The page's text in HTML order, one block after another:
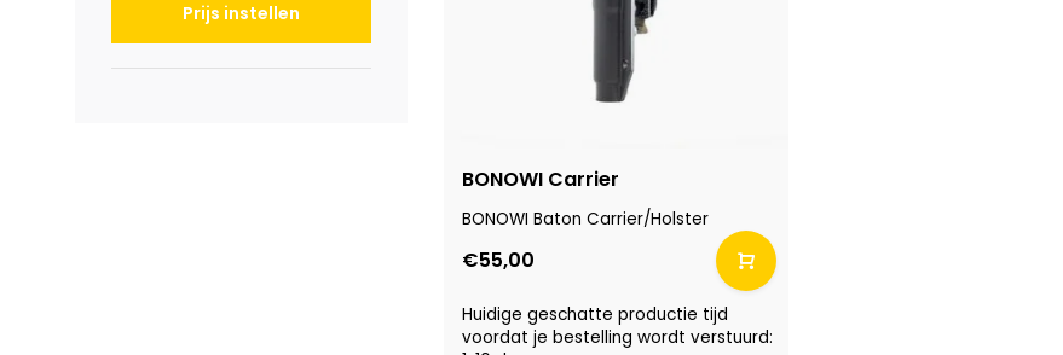
Prijs instellen
BONOWI Carrier
BONOWI Baton Carrier/Holster
€55,00
Huidige geschatte productie tijd
voordat je bestelling wordt verstuurd: